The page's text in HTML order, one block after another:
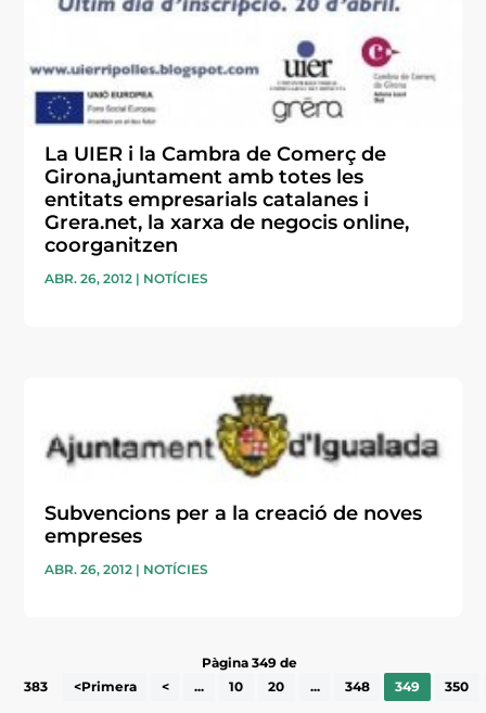
La UIER i la Cambra de Comerç de
Girona,juntament amb totes les
entitats empresarials catalanes i
Grera.net, la xarxa de negocis online,
coorganitzen
ABR. 26, 2012 | NOTÍCIES
Subvencions per a la creació de noves
empreses
ABR. 26, 2012 | NOTÍCIES
Pàgina 349 de
383
<Primera < ... 10 20 ... 348 349 350